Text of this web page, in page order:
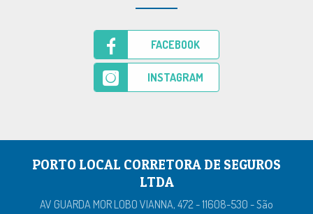
FACEBOOK
INSTAGRAM
PORTO LOCAL CORRETORA DE SEGUROS
LTDA
AV GUARDA MOR LOBO VIANNA, 472 - 11608-530 - São